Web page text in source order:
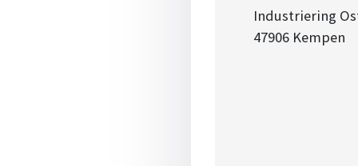
Industriering
47906 Kempen